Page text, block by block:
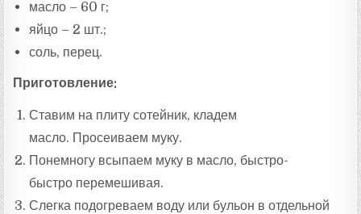
масло – 60 г;
яйцо – 2 шт.;
соль, перец.
Приготовление:
Ставим на плиту сотейник, кладем
масло. Просеиваем муку.
Понемногу всыпаем муку в масло, быстро-
быстро перемешивая.
Слегка подогреваем воду или бульон в отдельной